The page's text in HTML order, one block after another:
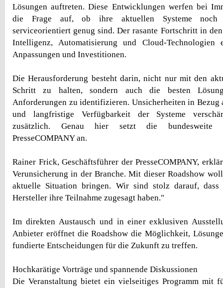
Lösungen auftreten. Diese Entwicklungen werfen bei
die Frage auf, ob ihre aktuellen Systeme noch
serviceorientiert genug sind. Der rasante Fortschritt in
Intelligenz, Automatisierung und Cloud-Technologien
Anpassungen und Investitionen.
Die Herausforderung besteht darin, nicht nur mit den
Schritt zu halten, sondern auch die besten
Anforderungen zu identifizieren. Unsicherheiten in Bezug
und langfristige Verfügbarkeit der Systeme
zusätzlich. Genau hier setzt die bundesweite
PresseCOMPANY an.
Rainer Frick, Geschäftsführer der PresseCOMPANY,
Verunsicherung in der Branche. Mit dieser Roadshow
aktuelle Situation bringen. Wir sind stolz darauf, dass
Hersteller ihre Teilnahme zugesagt haben."
Im direkten Austausch und in einer exklusiven
Anbieter eröffnet die Roadshow die Möglichkeit,
fundierte Entscheidungen für die Zukunft zu treffen.
Hochkarätige Vorträge und spannende Diskussionen
Die Veranstaltung bietet ein vielseitiges Programm mit